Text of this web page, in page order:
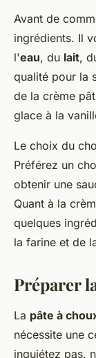
Avant de
ingrédients. Il
l'eau, du lait,
qualité pour la
de la crème
glace à la
Le choix du
Préférez un
obtenir une
Quant à la
quelques
la farine et de
Préparer
La pâte à
nécessite une
inquiétez pas,